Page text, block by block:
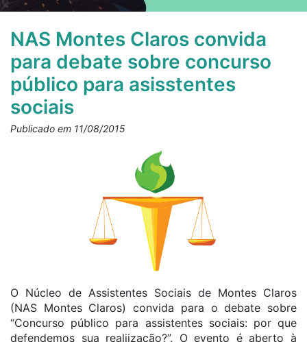
NAS Montes Claros convida
para debate sobre concurso
público para asisstentes
sociais
Publicado em 11/08/2015
O Núcleo de Assistentes Sociais de Montes Claros
(NAS Montes Claros) convida para o debate sobre
“Concurso público para assistentes sociais: por que
defendemos sua realiização?”. O evento é aberto à